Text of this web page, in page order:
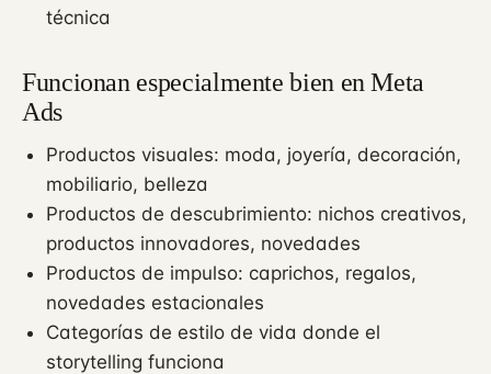
técnica
Funcionan especialmente bien en Meta
Ads
Productos visuales: moda, joyería, decoración,
mobiliario, belleza
Productos de descubrimiento: nichos creativos,
productos innovadores, novedades
Productos de impulso: caprichos, regalos,
novedades estacionales
Categorías de estilo de vida donde el
storytelling funciona